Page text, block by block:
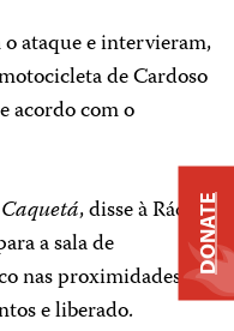
ataque e intervieram,
de Cardoso
acordo com o
, disse à Rádio
a sala de
nas proximidades,
e liberado.
DONATE